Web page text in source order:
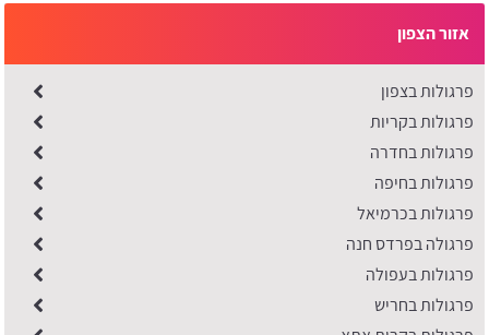
אזור הצפון
פרגולות בצפון
פרגולות בקריות
פרגולות בחדרה
פרגולות בחיפה
פרגולות בכרמיאל
פרגולה בפרדס חנה
פרגולות בעפולה
פרגולות בחריש